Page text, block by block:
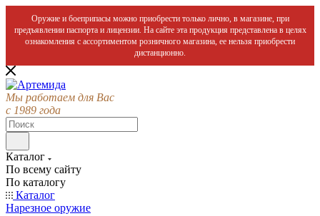
Оружие и боеприпасы можно приобрести только лично, в магазине, при
предъявлении паспорта и лицензии. На сайте эта продукция представлена в целях
ознакомления с ассортиментом розничного магазина, ее нельзя приобрести
дистанционно.
Мы работаем для Вас
с 1989 года
Каталог
По всему сайту
По каталогу
Каталог
Нарезное оружие